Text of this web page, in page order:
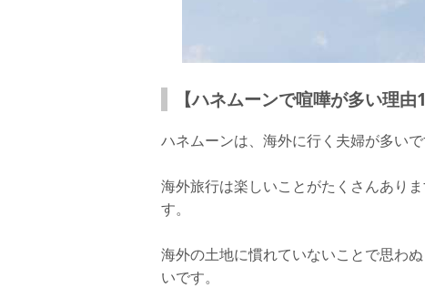
【ハネムーンで喧嘩が多い理
ハネムーンは、海外に行く夫婦が多いで
海外旅行は楽しいことがたくさんありま
す。
海外の土地に慣れていないことで思わ
いです。